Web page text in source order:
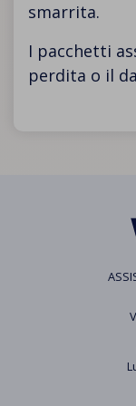
smarrita.
I pacchetti
perdita o il